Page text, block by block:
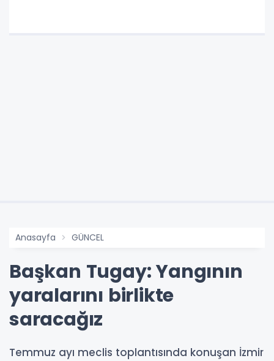
Anasayfa GÜNCEL
Başkan Tugay: Yangının
yaralarını birlikte
saracağız
Temmuz ayı meclis toplantısında konuşan İzmir